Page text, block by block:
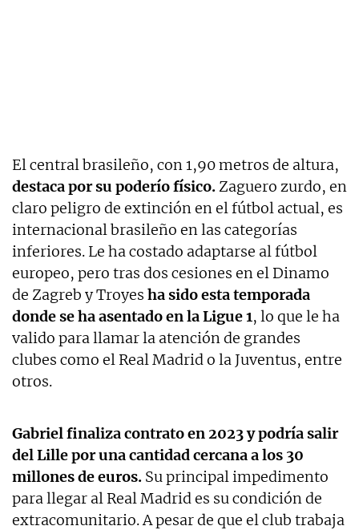
El central brasileño, con 1,90 metros de altura,
destaca por su poderío físico. Zaguero zurdo, en
claro peligro de extinción en el fútbol actual, es
internacional brasileño en las categorías
inferiores. Le ha costado adaptarse al fútbol
europeo, pero tras dos cesiones en el Dinamo
de Zagreb y Troyes ha sido esta temporada
donde se ha asentado en la Ligue 1, lo que le ha
valido para llamar la atención de grandes
clubes como el Real Madrid o la Juventus, entre
otros.
Gabriel finaliza contrato en 2023 y podría salir
del Lille por una cantidad cercana a los 30
millones de euros. Su principal impedimento
para llegar al Real Madrid es su condición de
extracomunitario. A pesar de que el club trabaja